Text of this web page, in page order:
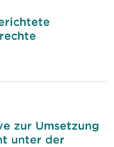
zur Umsetzung
unter der